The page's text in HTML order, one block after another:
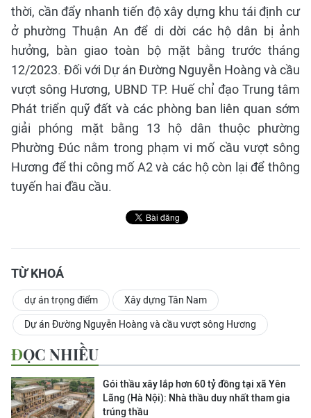
thời, cần đẩy nhanh tiến độ xây dựng khu tái định cư
ở phường Thuận An để di dời các hộ dân bị ảnh
hưởng, bàn giao toàn bộ mặt bằng trước tháng
12/2023. Đối với Dự án Đường Nguyễn Hoàng và cầu
vượt sông Hương, UBND TP. Huế chỉ đạo Trung tâm
Phát triển quỹ đất và các phòng ban liên quan sớm
giải phóng mặt bằng 13 hộ dân thuộc phường
Phường Đúc nằm trong phạm vi mố cầu vượt sông
Hương để thi công mố A2 và các hộ còn lại để thông
tuyến hai đầu cầu.
TỪ KHOÁ
dự án trọng điểm Xây dựng Tân Nam
Dự án Đường Nguyễn Hoàng và cầu vượt sông Hương
ĐỌC NHIỀU
Gói thầu xây lắp hơn 60 tỷ đồng tại xã Yên
Lãng (Hà Nội): Nhà thầu duy nhất tham gia
trúng thầu